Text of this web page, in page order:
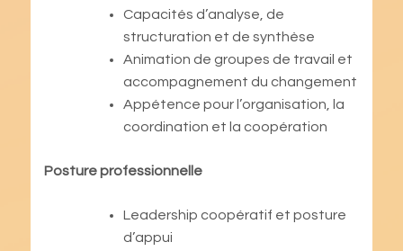
Capacités d’analyse, de
structuration et de synthèse
Animation de groupes de travail et
accompagnement du changement
Appétence pour l’organisation, la
coordination et la coopération
Posture professionnelle
Leadership coopératif et posture
d’appui